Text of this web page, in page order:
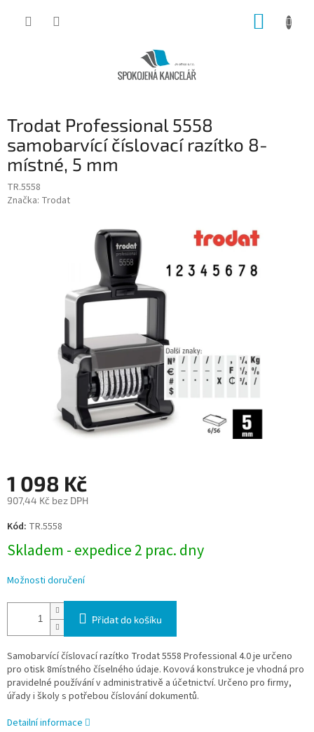
Trodat Professional 5558
samobarvící číslovací razítko 8-
místné, 5 mm
TR.5558
Značka: Trodat
1 098 Kč
907,44 Kč bez DPH
Měrná
cena:
Kód: TR.5558
Skladem - expedice 2 prac. dny
Možnosti doručení
Přidat do košíku
Samobarvící číslovací razítko Trodat 5558 Professional 4.0 je určeno
pro otisk 8místného číselného údaje. Kovová konstrukce je vhodná pro
pravidelné používání v administrativě a účetnictví. Určeno pro firmy,
úřady i školy s potřebou číslování dokumentů.
Detailní informace